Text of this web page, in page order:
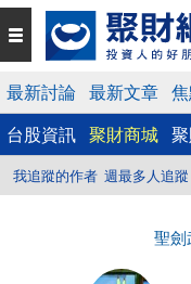
最新討論 最新文章
台股資訊 聚財商城
我追蹤的作者 週最多人追蹤
聖劍